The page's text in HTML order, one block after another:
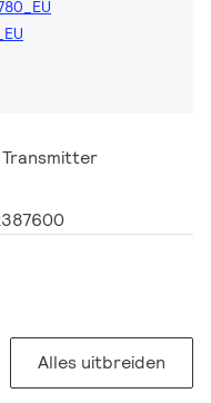
Transmitter
Alles uitbreiden